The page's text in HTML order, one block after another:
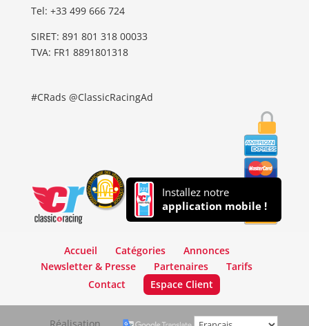
Tel: ‭+33 499 666 724‬
SIRET: 891 801 318 00033
TVA: FR1 8891801318
#CRads @ClassicRacingAd
Installez notre
application mobile !
Accueil Catégories
Annonces
Newsletter & Presse
Partenaires
Tarifs
Contact
Espace Client